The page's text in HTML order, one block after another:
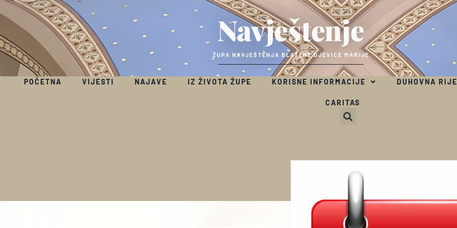
Navještenje
ŽUPA NAVJEŠTENJA BLAŽENE DJEVICE MARIJE
POČETNA VIJESTI NAJAVE IZ ŽIVOTA ŽUPE KORISNE INFORMACIJE DUHOVNA
CARITAS